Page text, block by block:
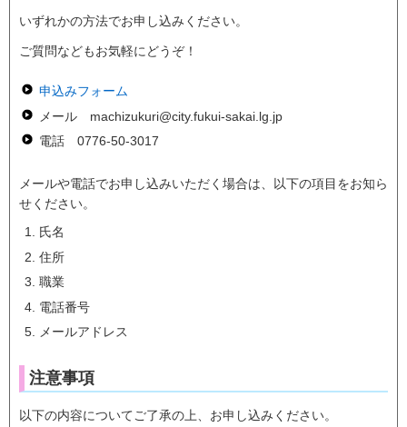
いずれかの方法でお申し込みください。
ご質問などもお気軽にどうぞ！
申込みフォーム
メール machizukuri@city.fukui-sakai.lg.jp
電話 0776-50-3017
メールや電話でお申し込みいただく場合は、以下の項目をお知ら
せください。
氏名
住所
職業
電話番号
メールアドレス
注意事項
以下の内容についてご了承の上、お申し込みください。